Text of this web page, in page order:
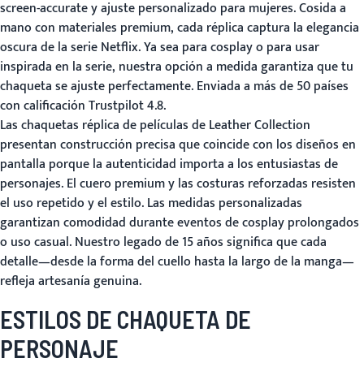
screen-accurate y ajuste personalizado para mujeres. Cosida a
mano con materiales premium, cada réplica captura la elegancia
oscura de la serie Netflix. Ya sea para cosplay o para usar
inspirada en la serie, nuestra opción a medida garantiza que tu
chaqueta se ajuste perfectamente. Enviada a más de 50 países
con calificación Trustpilot 4.8.
Las chaquetas réplica de películas de Leather Collection
presentan construcción precisa que coincide con los diseños en
pantalla porque la autenticidad importa a los entusiastas de
personajes. El cuero premium y las costuras reforzadas resisten
el uso repetido y el estilo. Las medidas personalizadas
garantizan comodidad durante eventos de cosplay prolongados
o uso casual. Nuestro legado de 15 años significa que cada
detalle—desde la forma del cuello hasta la largo de la manga—
refleja artesanía genuina.
ESTILOS DE CHAQUETA DE
PERSONAJE